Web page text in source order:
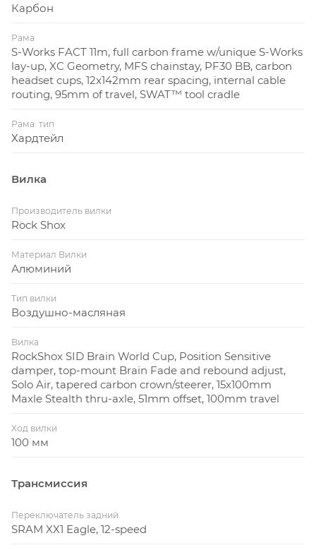
Карбон
Рама
S-Works FACT 11m, full carbon frame w/unique S-Works
lay-up, XC Geometry, MFS chainstay, PF30 BB, carbon
headset cups, 12x142mm rear spacing, internal cable
routing, 95mm of travel, SWAT™ tool cradle
Рама: тип
Хардтейл
Вилка
Производитель вилки
Rock Shox
Материал Вилки
Алюминий
Тип вилки
Воздушно-масляная
Вилка
RockShox SID Brain World Cup, Position Sensitive
damper, top-mount Brain Fade and rebound adjust,
Solo Air, tapered carbon crown/steerer, 15x100mm
Maxle Stealth thru-axle, 51mm offset, 100mm travel
Ход вилки
100 мм
Трансмиссия
Переключатель задний
SRAM XX1 Eagle, 12-speed